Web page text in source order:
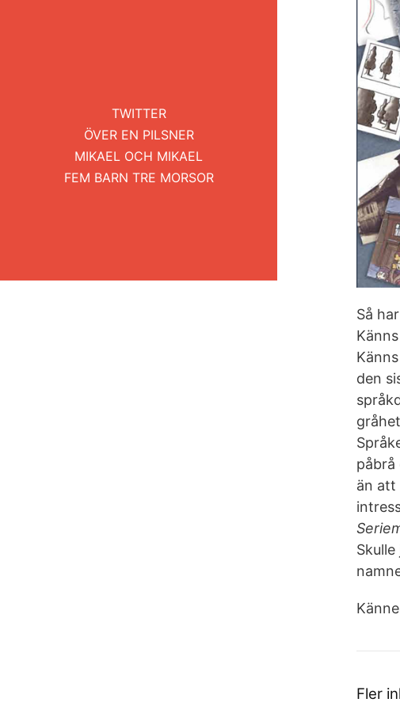
TWITTER
ÖVER EN PILSNER
MIKAEL OCH MIKAEL
FEM BARN TRE MORSOR
Så
den
påbrå
än att
Fler